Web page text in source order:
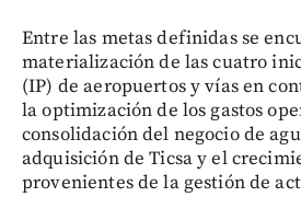
Entre las metas definidas se
materialización de las cuatro
(IP) de aeropuertos y vías en
la optimización de los gastos
consolidación del negocio de
adquisición de Ticsa y el
provenientes de la gestión de